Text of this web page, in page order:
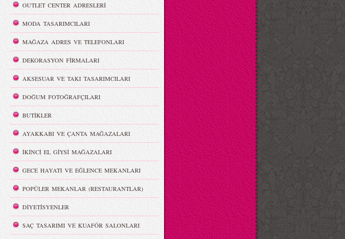
OUTLET CENTER ADRESLERİ
MODA TASARIMCILARI
MAĞAZA ADRES VE TELEFONLARI
DEKORASYON FİRMALARI
AKSESUAR VE TAKI TASARIMCILARI
DOĞUM FOTOĞRAFÇILARI
BUTİKLER
AYAKKABI VE ÇANTA MAĞAZALARI
İKİNCİ EL GİYSİ MAĞAZALARI
GECE HAYATI VE EĞLENCE MEKANLARI
POPÜLER MEKANLAR (RESTAURANTLAR)
DİYETİSYENLER
SAÇ TASARIMI VE KUAFÖR SALONLARI